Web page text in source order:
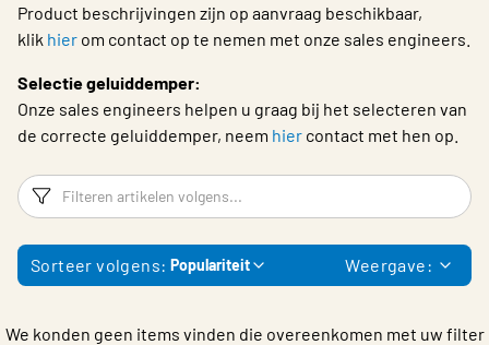
Product beschrijvingen zijn op aanvraag beschikbaar,
klik hier om contact op te nemen met onze sales engineers.
Selectie geluiddemper:
Onze sales engineers helpen u graag bij het selecteren van
de correcte geluiddemper, neem hier contact met hen op.
Filters
Sorteer volgens: Populariteit Weergave:
We konden geen items vinden die overeenkomen met uw filter